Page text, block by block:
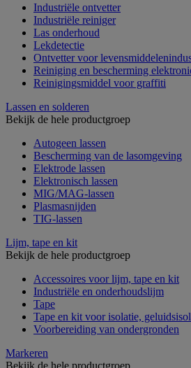
Industriële ontvetter
Industriële reiniger
Las onderhoud
Lekdetectie
Ontvetter voor
Reiniging en bescherming
Reinigingsmiddel voor graffiti
Lassen en solderen
Bekijk de hele productgroep
Autogeen lassen
Bescherming van de lasomgeving
Elektrode lassen
Elektronisch lassen
MIG/MAG-lassen
Plasmasnijden
TIG-lassen
Lijm, tape en kit
Bekijk de hele productgroep
Accessoires voor lijm, tape en kit
Industriële en onderhoudslijm
Tape
Tape en kit voor isolatie,
Voorbereiding van ondergronden
Markeren
Bekijk de hele productgroep